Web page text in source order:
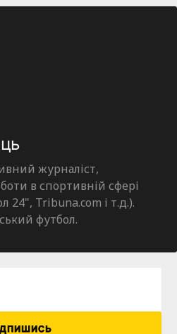
журналіст,
в спортивній сфері
24", Tribuna.com і т.д.).
футбол.